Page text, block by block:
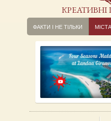
ФАКТИ І НЕ ТІЛЬКИ